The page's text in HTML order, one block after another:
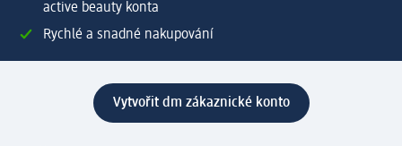
active beauty konta
Rychlé a snadné nakupování
Vytvořit dm zákaznické konto